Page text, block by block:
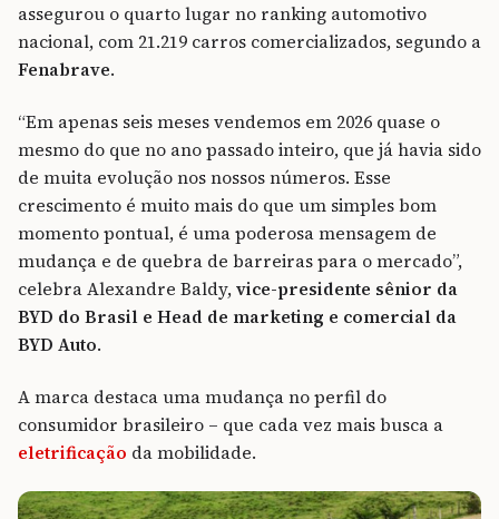
assegurou o quarto lugar no ranking automotivo
nacional, com 21.219 carros comercializados, segundo a
Fenabrave.
“Em apenas seis meses vendemos em 2026 quase o
mesmo do que no ano passado inteiro, que já havia sido
de muita evolução nos nossos números. Esse
crescimento é muito mais do que um simples bom
momento pontual, é uma poderosa mensagem de
mudança e de quebra de barreiras para o mercado”,
celebra Alexandre Baldy,vice-presidente sênior da
BYD do Brasil e Head de marketing e comercial da
BYD Auto.
A marca destaca uma mudança no perfil do
consumidor brasileiro – que cada vez mais busca a
eletrificação da mobilidade.